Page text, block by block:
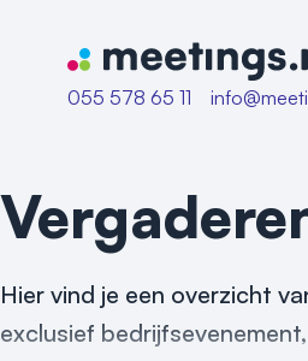
Naar home van Meetings
055 578 65 11
Hier vind je een overzicht
exclusief